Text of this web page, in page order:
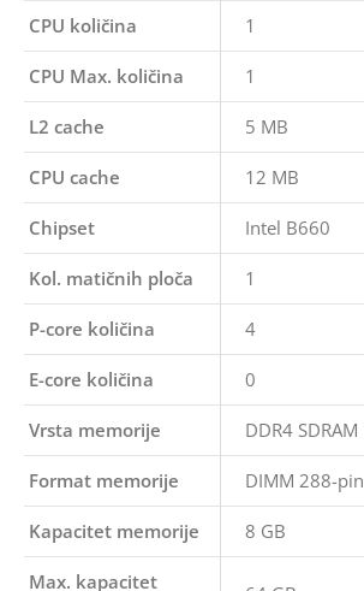
CPU količina 1
CPU Max. količina 1
L2 cache 5 MB
CPU cache 12 MB
Chipset Intel B660
Kol. matičnih ploča 1
P-core količina 4
E-core količina 0
Vrsta memorije DDR4 SDRAM
Format memorije DIMM 288-pin
Kapacitet memorije 8 GB
Max. kapacitet